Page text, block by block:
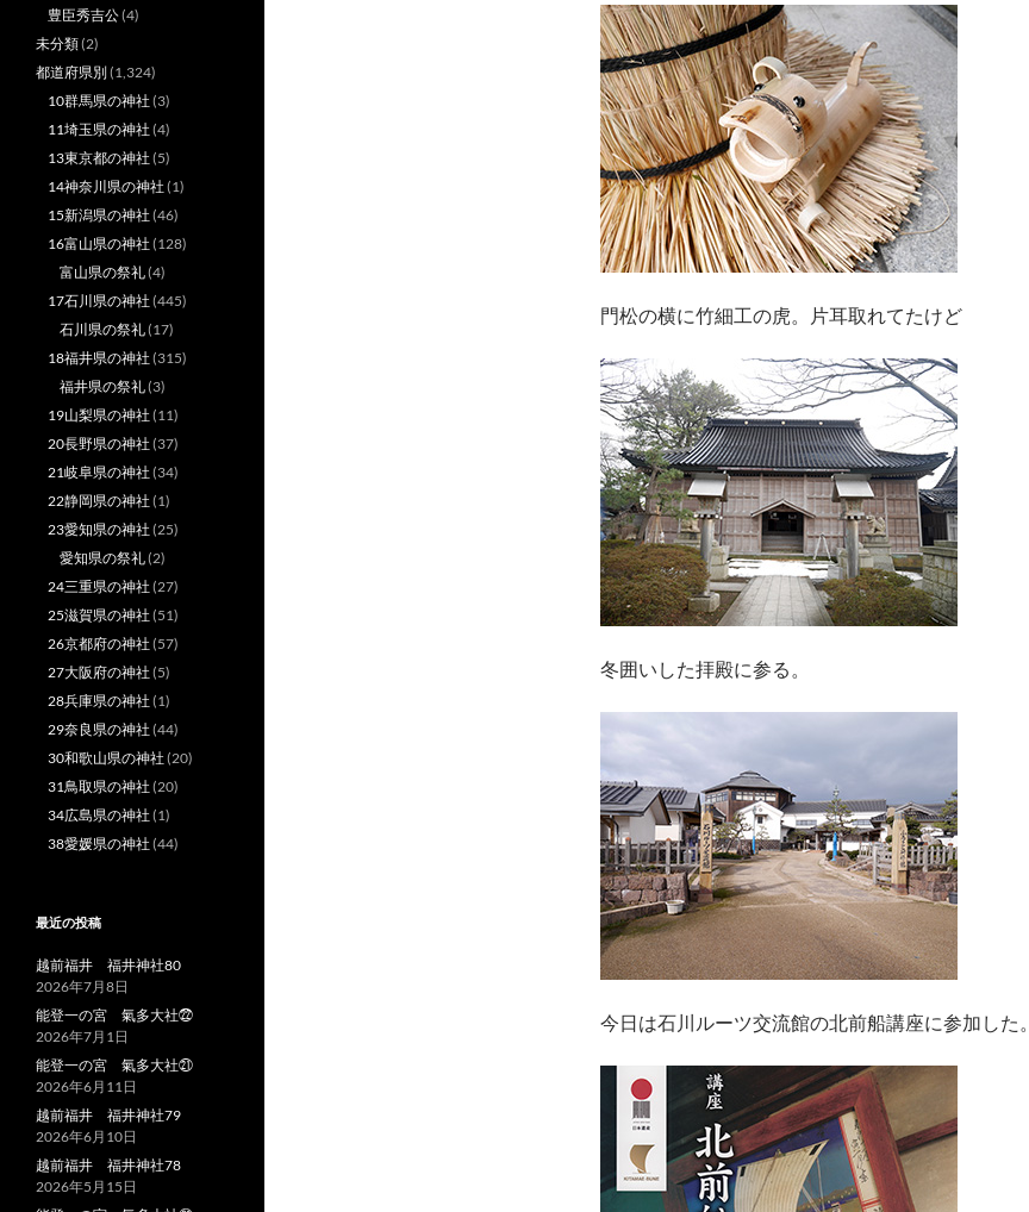
門松の横に竹細工の虎。片耳取れてたけど
冬囲いした拝殿に参る。
今日は石川ルーツ交流館の北前船講座に参加した。
豊臣秀吉公(4)
未分類(2)
都道府県別 (1,324)
10群馬県の神社 (3)
11埼玉県の神社 (4)
13東京都の神社 (5)
14神奈川県の神社 (1)
15新潟県の神社 (46)
16富山県の神社 (128)
富山県の祭礼(4)
17石川県の神社 (445)
石川県の祭礼(17)
18福井県の神社 (315)
福井県の祭礼(3)
19山梨県の神社 (11)
20長野県の神社 (37)
21岐阜県の神社 (34)
22静岡県の神社 (1)
23愛知県の神社 (25)
愛知県の祭礼(2)
24三重県の神社 (27)
25滋賀県の神社 (51)
26京都府の神社 (57)
27大阪府の神社 (5)
28兵庫県の神社 (1)
29奈良県の神社 (44)
30和歌山県の神社 (20)
31鳥取県の神社 (20)
34広島県の神社 (1)
38愛媛県の神社 (44)
最近の投稿
越前福井 福井神社80
2026年7月8日
能登一の宮 氣多大社㉒
2026年7月1日
能登一の宮 氣多大社㉑
2026年6月11日
越前福井 福井神社79
2026年6月10日
越前福井 福井神社78
2026年5月15日